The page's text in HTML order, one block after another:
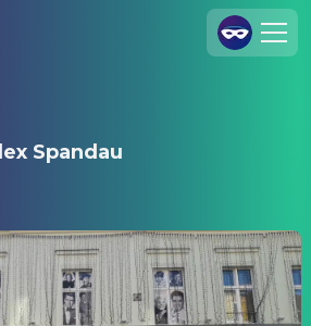
Impressum
Datenschutzerklärung
Datenschutzeinstellungen
Spandau